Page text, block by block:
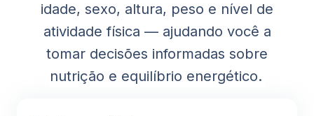
idade, sexo, altura, peso e nível de
atividade física — ajudando você a
tomar decisões informadas sobre
nutrição e equilíbrio energético.